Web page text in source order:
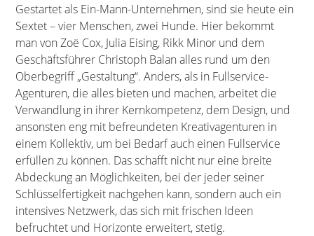
Gestartet als Ein-Mann-Unternehmen, sind sie heute ein
Sextet – vier Menschen, zwei Hunde. Hier bekommt
man von Zoë Cox, Julia Eising, Rikk Minor und dem
Geschäftsführer Christoph Balan alles rund um den
Oberbegriff „Gestaltung“. Anders, als in Fullservice-
Agenturen, die alles bieten und machen, arbeitet die
Verwandlung in ihrer Kernkompetenz, dem Design, und
ansonsten eng mit befreundeten Kreativagenturen in
einem Kollektiv, um bei Bedarf auch einen Fullservice
erfüllen zu können. Das schafft nicht nur eine breite
Abdeckung an Möglichkeiten, bei der jeder seiner
Schlüsselfertigkeit nachgehen kann, sondern auch ein
intensives Netzwerk, das sich mit frischen Ideen
befruchtet und Horizonte erweitert, stetig.